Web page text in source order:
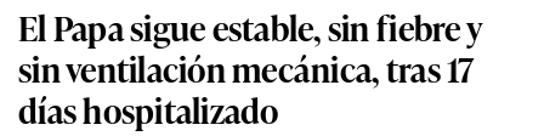
El Papa sigue estable, sin fiebre y
sin ventilación mecánica, tras 17
días hospitalizado